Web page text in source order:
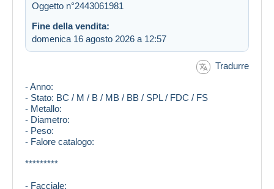
Oggetto n°2443061981
Fine della vendita:
domenica 16 agosto 2026 a 12:57
Tradurre
- Anno:
- Stato: BC / M / B / MB / BB / SPL / FDC / FS
- Metallo:
- Diametro:
- Peso:
- Falore catalogo:
*********
- Facciale: